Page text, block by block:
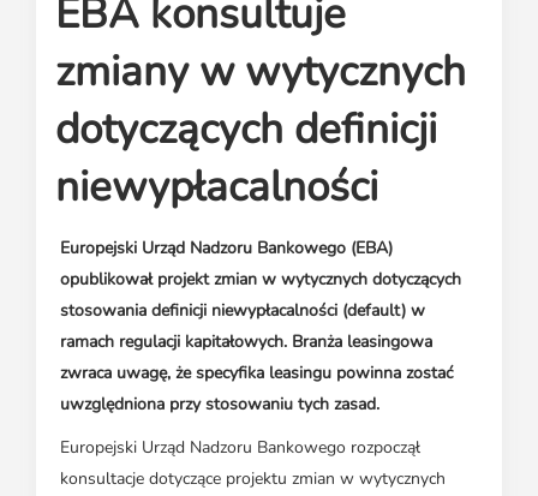
Partnerzy ZPL
Materiały do pobrania
Kontakt dla mediów
Klauzule informacyjne
EBA konsultuje
zmiany w wytycznych
dotyczących definicji
niewypłacalności
Europejski Urząd Nadzoru Bankowego (EBA)
opublikował projekt zmian w wytycznych dotyczących
stosowania definicji niewypłacalności (default) w
ramach regulacji kapitałowych. Branża leasingowa
zwraca uwagę, że specyfika leasingu powinna zostać
uwzględniona przy stosowaniu tych zasad.
Europejski Urząd Nadzoru Bankowego rozpoczął
konsultacje dotyczące projektu zmian w wytycznych